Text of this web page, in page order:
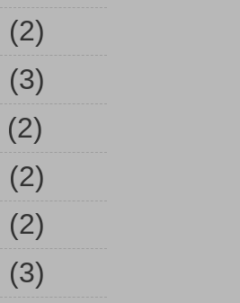
(2)
(3)
(2)
(2)
(2)
(3)